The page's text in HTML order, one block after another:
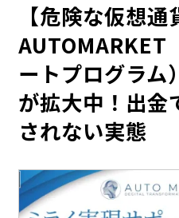
【危険な仮想通
AUTOMARKET
ートプログラム
が拡大中！出金
されない実態